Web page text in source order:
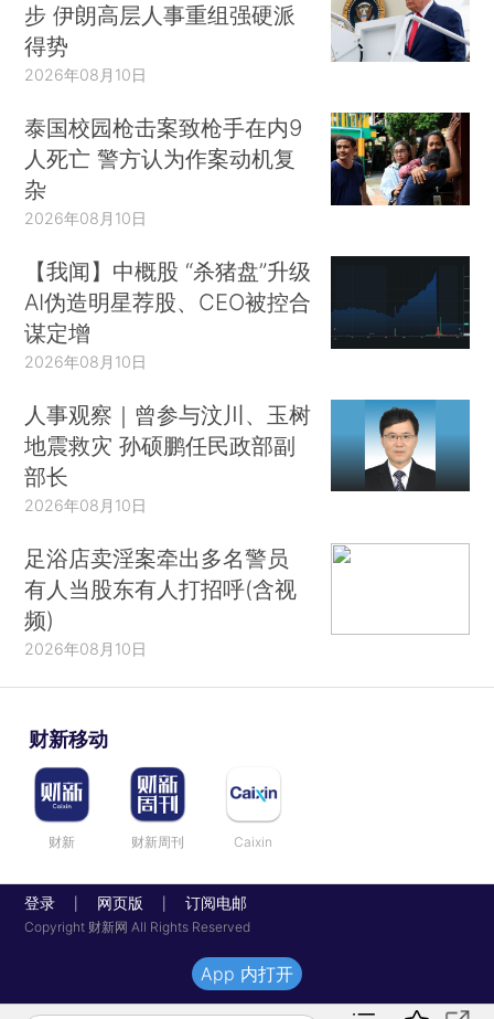
步 伊朗高层人事重组强硬派
得势
2026年08月10日
泰国校园枪击案致枪手在内9
人死亡 警方认为作案动机复
杂
2026年08月10日
【我闻】中概股 “杀猪盘”升级
AI伪造明星荐股、CEO被控合
谋定增
2026年08月10日
人事观察｜曾参与汶川、玉树
地震救灾 孙硕鹏任民政部副
部长
2026年08月10日
足浴店卖淫案牵出多名警员
有人当股东有人打招呼(含视
频)
2026年08月10日
财新移动
财新 财新周刊 Caixin
登录 网页版 订阅电邮
Copyright 财新网 All Rights Reserved
App 内打开